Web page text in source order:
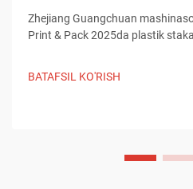
Zhejiang Guangchuan
Print & Pack 2025da plastik
BATAFSIL KO'RISH